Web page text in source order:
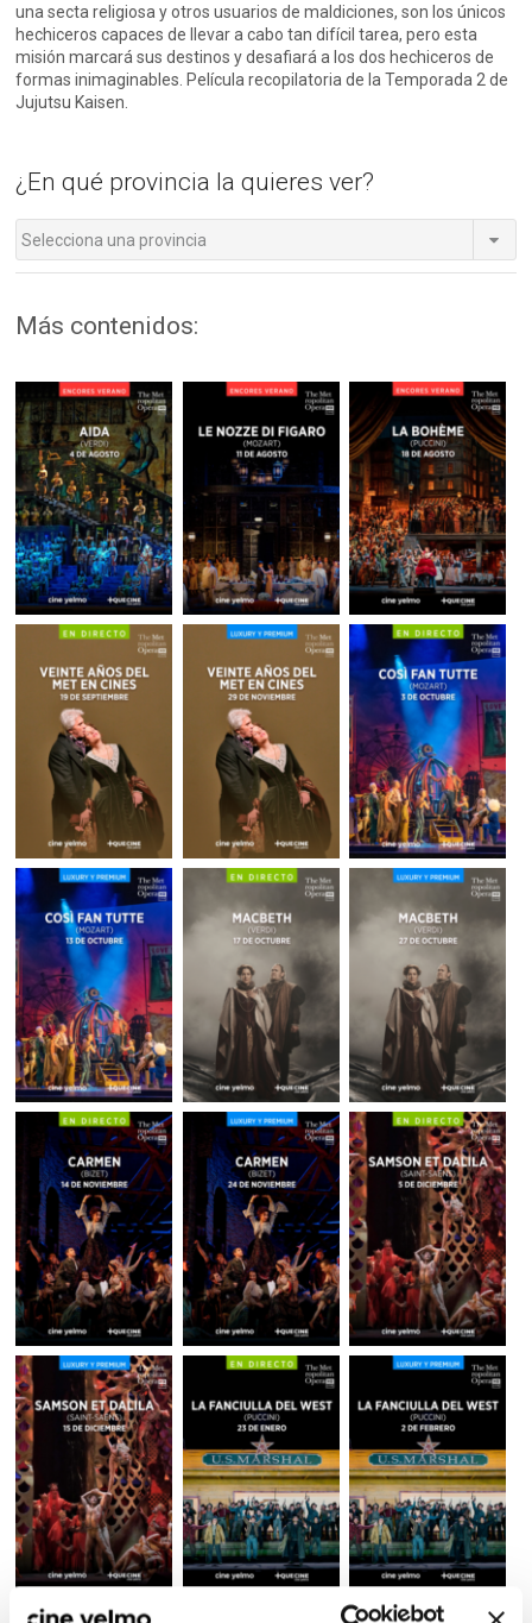
una secta religiosa y otros usuarios de maldiciones, son los únicos
hechiceros capaces de llevar a cabo tan difícil tarea, pero esta
misión marcará sus destinos y desafiará a los dos hechiceros de
formas inimaginables. Película recopilatoria de la Temporada 2 de
Jujutsu Kaisen.
¿En qué provincia la quieres ver?
Selecciona una provincia
Más contenidos: